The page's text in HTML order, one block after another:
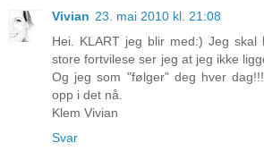
Vivian 23. mai 2010 kl. 21:08
Hei. KLART jeg blir med:) Jeg skal
store fortvilese ser jeg at jeg ikke
Og jeg som "følger" deg hver
opp i det nå.
Klem Vivian
Svar